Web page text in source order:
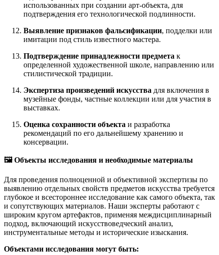
использованных при создании арт-объекта, для
подтверждения его технологической подлинности.
Выявление признаков фальсификации, подделки или
имитации под стиль известного мастера.
Подтверждение принадлежности предмета к
определенной художественной школе, направлению или
стилистической традиции.
Экспертиза произведений искусства для включения в
музейные фонды, частные коллекции или для участия в
выставках.
Оценка сохранности объекта и разработка
рекомендаций по его дальнейшему хранению и
консервации.
🖼️ Объекты исследования и необходимые материалы
Для проведения полноценной и объективной экспертизы по
выявлению отдельных свойств предметов искусства требуется
глубокое и всестороннее исследование как самого объекта, так
и сопутствующих материалов. Наши эксперты работают с
широким кругом артефактов, применяя междисциплинарный
подход, включающий искусствоведческий анализ,
инструментальные методы и исторические изыскания.
Объектами исследования могут быть: